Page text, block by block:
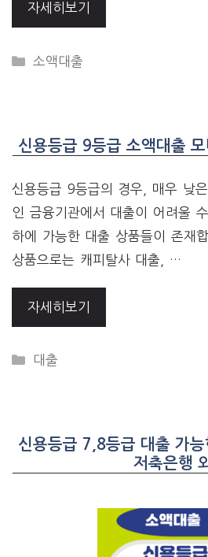
자세히보기
CATEGORIES
소액대출
신용등급 9등급 소액대출
신용등급 9등급의 경우, 매우 낮
인 금융기관에서 대출이 어려울
하에 가능한 대출 상품들이 존재
상품으로는 캐피탈사 대출, …
자세히보기
CATEGORIES
대출
신용등급 7,8등급 대출 가
저축은행